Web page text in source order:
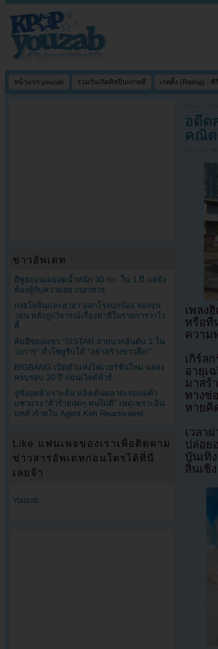
หน้าแรก youzab รวมวันเกิดศิลปินเกาหลี เรตติ้ง (Rating) : ซี
อดีต
คณิต
เพลง
หรือที่
ความ
เกิร์ล
อายุเ
มาสร้
ทางช่
หายคิ
เวลา
ปล่อย
บันเทิ
สิ้นเชิ
ข่าวอัพเดท
อีซูฮยอนเผยลดน้ำหนัก 30 กก. ใน 1 ปี แต่ยัง
ต้องสู้กับความอยากอาหาร
กงฮโยจินและฮาฮ่า ออกโรงปกป้อง จองจุน
วอน หลังถูกวิจารณ์เรื่องท่าทีในรายการวาไร
ตี้
คิมฮีชอลแซว “SISTAR สายบวกอันดับ 1 ใน
วงการ” ทำโซยูรีบโต้ “อย่าสร้างข่าวลือ!”
BIGBANG เปิดตัวแท่งไฟเวอร์ชั่นใหม่ ฉลอง
ครบรอบ 20 ปี ก่อนเวิลด์ทัวร์
จูซังอุคหัวเราะลั่น หลังเดินตลาดเจอแม่ค้า
แซวแรง “ตัวร้ายสุดๆ คนไม่ดี” เหตุเพราะอิน
บทตัวร้ายใน Agent Kim Reactivated
Like แฟนเพจของเราเพื่อติดตาม
ข่าวสารอัพเดทก่อนใครได้ที่นี่
เลยจ้า
Youzab